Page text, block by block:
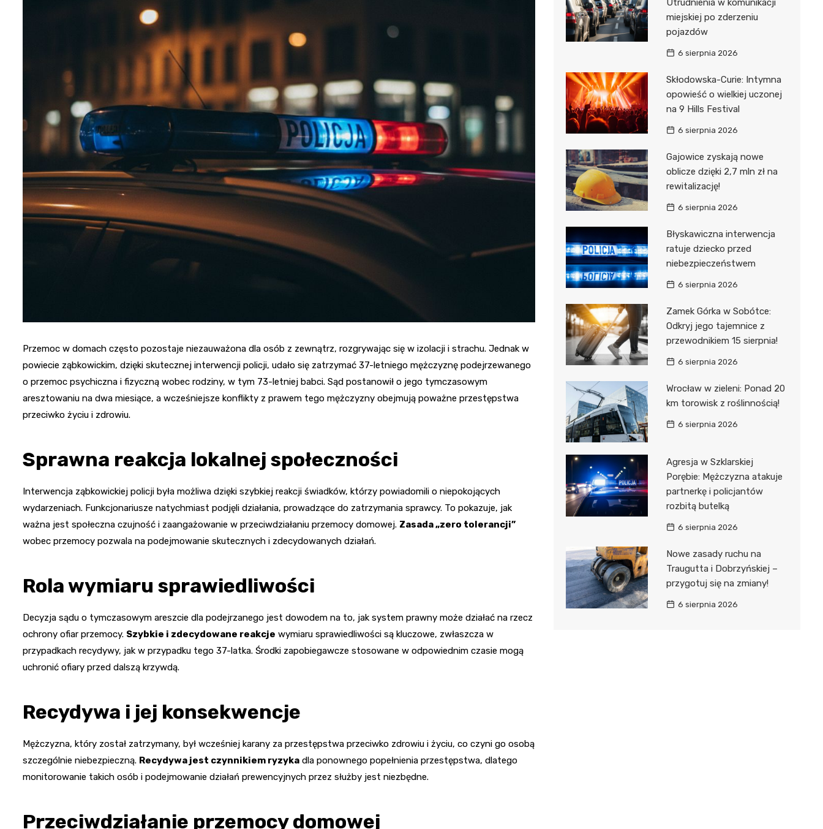
Przemoc w domach często pozostaje niezauważona dla osób z zewnątrz, rozgrywając się w izolacji i strachu. Jednak w
powiecie ząbkowickim, dzięki skutecznej interwencji policji, udało się zatrzymać 37-letniego mężczyznę podejrzewanego
o przemoc psychiczna i fizyczną wobec rodziny, w tym 73-letniej babci. Sąd postanowił o jego tymczasowym
aresztowaniu na dwa miesiące, a wcześniejsze konflikty z prawem tego mężczyzny obejmują poważne przestępstwa
przeciwko życiu i zdrowiu.
Sprawna reakcja lokalnej społeczności
Interwencja ząbkowickiej policji była możliwa dzięki szybkiej reakcji świadków, którzy powiadomili o niepokojących
wydarzeniach. Funkcjonariusze natychmiast podjęli działania, prowadzące do zatrzymania sprawcy. To pokazuje, jak
ważna jest społeczna czujność i zaangażowanie w przeciwdziałaniu przemocy domowej. Zasada „zero tolerancji”
wobec przemocy pozwala na podejmowanie skutecznych i zdecydowanych działań.
Rola wymiaru sprawiedliwości
Decyzja sądu o tymczasowym areszcie dla podejrzanego jest dowodem na to, jak system prawny może działać na rzecz
ochrony ofiar przemocy. Szybkie i zdecydowane reakcje wymiaru sprawiedliwości są kluczowe, zwłaszcza w
przypadkach recydywy, jak w przypadku tego 37-latka. Środki zapobiegawcze stosowane w odpowiednim czasie mogą
uchronić ofiary przed dalszą krzywdą.
Recydywa i jej konsekwencje
Mężczyzna, który został zatrzymany, był wcześniej karany za przestępstwa przeciwko zdrowiu i życiu, co czyni go osobą
szczególnie niebezpieczną. Recydywa jest czynnikiem ryzyka dla ponownego popełnienia przestępstwa, dlatego
monitorowanie takich osób i podejmowanie działań prewencyjnych przez służby jest niezbędne.
Przeciwdziałanie przemocy domowej
Utrudnienia w komunikacji
miejskiej po zderzeniu
pojazdów
6 sierpnia 2026
Skłodowska-Curie: Intymna
opowieść o wielkiej uczonej
na 9 Hills Festival
6 sierpnia 2026
Gajowice zyskają nowe
oblicze dzięki 2,7 mln zł na
rewitalizację!
6 sierpnia 2026
Błyskawiczna interwencja
ratuje dziecko przed
niebezpieczeństwem
6 sierpnia 2026
Zamek Górka w Sobótce:
Odkryj jego tajemnice z
przewodnikiem 15 sierpnia!
6 sierpnia 2026
Wrocław w zieleni: Ponad 20
km torowisk z roślinnością!
6 sierpnia 2026
Agresja w Szklarskiej
Porębie: Mężczyzna atakuje
partnerkę i policjantów
rozbitą butelką
6 sierpnia 2026
Nowe zasady ruchu na
Traugutta i Dobrzyńskiej –
przygotuj się na zmiany!
6 sierpnia 2026